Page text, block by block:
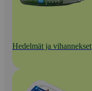
Hedelmät ja vihannekset